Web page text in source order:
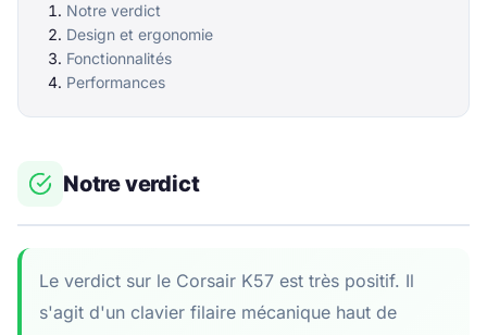
Notre verdict
Design et ergonomie
Fonctionnalités
Performances
Notre verdict
Le verdict sur le Corsair K57 est très positif. Il
s'agit d'un clavier filaire mécanique haut de